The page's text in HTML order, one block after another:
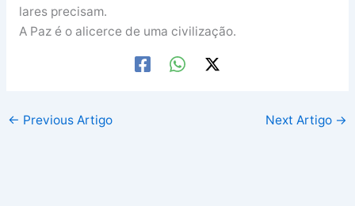
lares precisam.
A Paz é o alicerce de uma civilização.
← Previous Artigo Next Artigo →